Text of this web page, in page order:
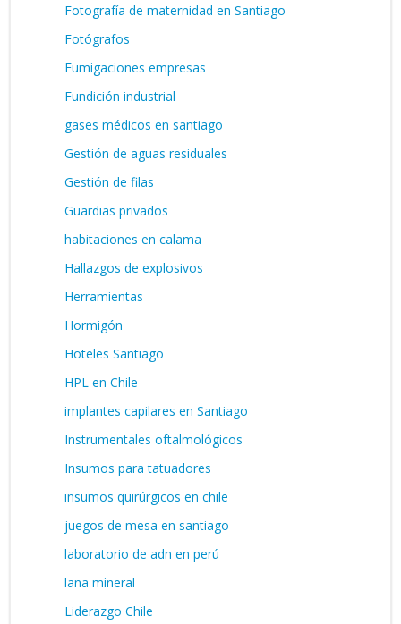
Fotografía de maternidad en Santiago
Fotógrafos
Fumigaciones empresas
Fundición industrial
gases médicos en santiago
Gestión de aguas residuales
Gestión de filas
Guardias privados
habitaciones en calama
Hallazgos de explosivos
Herramientas
Hormigón
Hoteles Santiago
HPL en Chile
implantes capilares en Santiago
Instrumentales oftalmológicos
Insumos para tatuadores
insumos quirúrgicos en chile
juegos de mesa en santiago
laboratorio de adn en perú
lana mineral
Liderazgo Chile